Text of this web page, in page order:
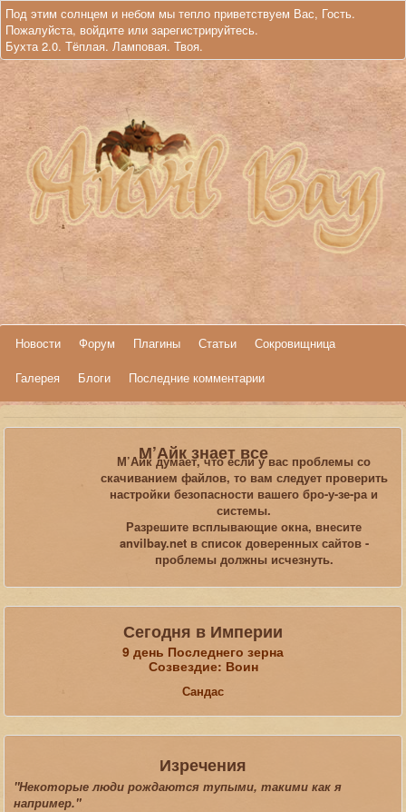
Под этим солнцем и небом мы тепло приветствуем Вас, Гость.
Пожалуйста, войдите или зарегистрируйтесь.
Бухта 2.0. Тёплая. Ламповая. Твоя.
Новости Форум Плагины Статьи
Сокровищница
Галерея
Блоги Последние комментарии
Топ 12 по количеству просмотровМ’Айк знает все
М’Айк думает, что если у вас проблемы со
скачиванием файлов, то вам следует проверить
настройки безопасности вашего бро-у-зе-ра и
системы.
Разрешите всплывающие окна, внесите
anvilbay.net в список доверенных сайтов -
проблемы должны исчезнуть.
Сегодня в Империи
9 день Последнего зерна
Созвездие: Воин
Сандас
Изречения
"Некоторые люди рождаются тупыми, такими как я
например."